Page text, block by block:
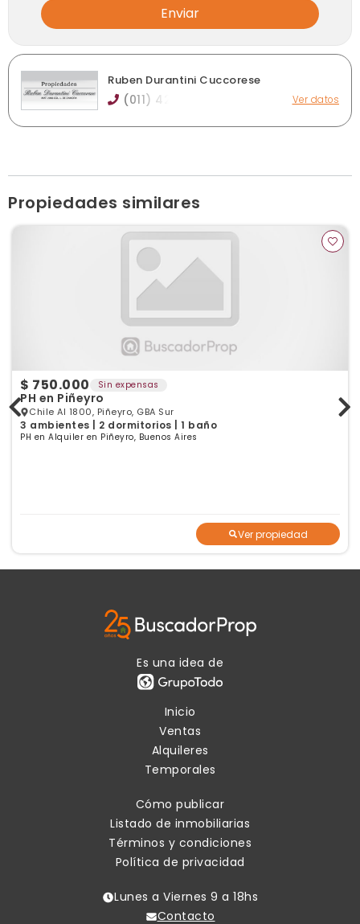
Enviar
Ruben Durantini Cuccorese
(011) 42 Ver datos
Ver publicaciones de la inmobiliaria
Propiedades similares
$ 750.000 Sin expensas
PH en Piñeyro
Chile Al 1800, Piñeyro, GBA Sur
3 ambientes | 2 dormitorios | 1 baño
PH en Alquiler en Piñeyro, Buenos Aires
Ver propiedad
Es una idea de
Inicio
Ventas
Alquileres
Temporales
Cómo publicar
Listado de inmobiliarias
Términos y condiciones
Política de privacidad
Lunes a Viernes 9 a 18hs
Contacto